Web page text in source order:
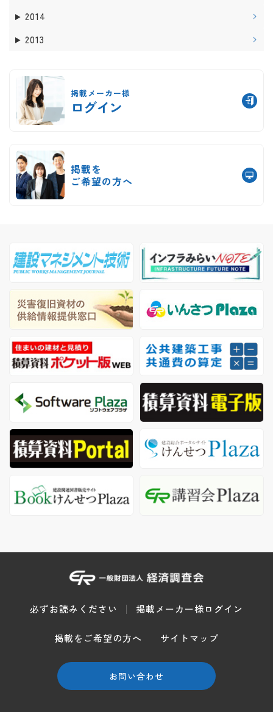
2014
2013
掲載メーカー様
ログイン
掲載を
ご希望の方へ
必ずお読みください 掲載メーカー様ログイン
掲載をご希望の方へ サイトマップ
お問い合わせ